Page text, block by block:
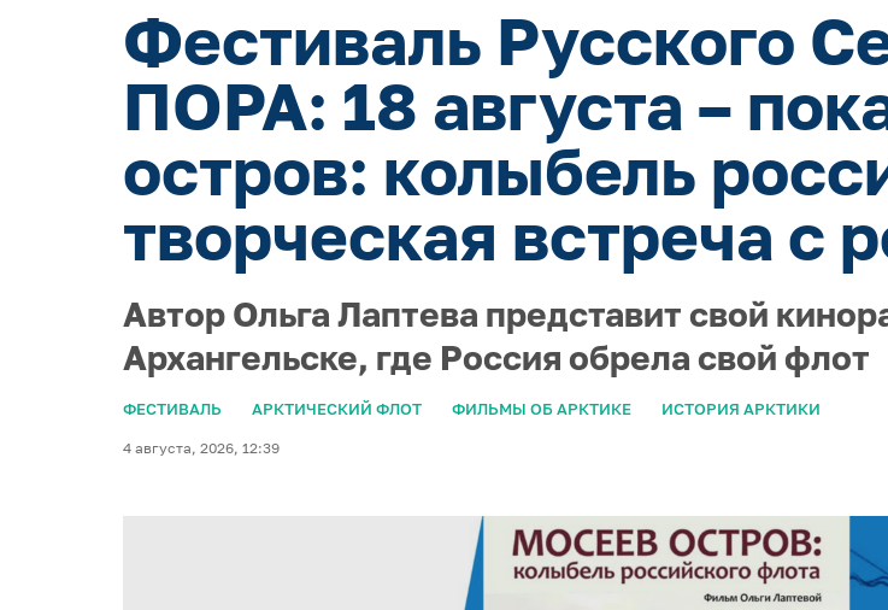
Фестиваль Русского
ПОРА: 18 августа –
остров: колыбель
творческая встреча с
Автор Ольга Лаптева представит свой
Архангельске, где Россия обрела свой флот
ФЕСТИВАЛЬ АРКТИЧЕСКИЙ ФЛОТ ФИЛЬМЫ ОБ АРКТИКЕ ИСТОРИЯ АРКТИКИ
4 августа, 2026, 12:39